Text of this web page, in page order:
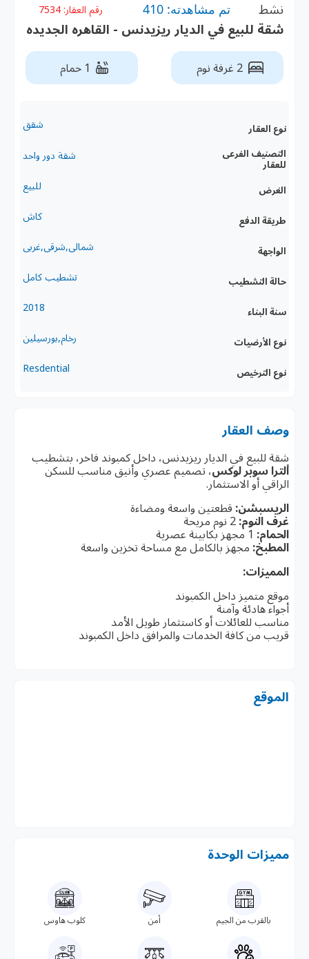
نشط تم مشاهدته: 410 رقم العقار:7534
شقة للبيع في الديار ريزيدنس - القاهره الجديده
2 غرفة نوم 1 حمام
نوع العقار شقق
التصنيف الفرعى
للعقار
شقة دور واحد
الغرض للبيع
طريقة الدفع كاش
الواجهة شمالى,شرقى,غربى
حالة التشطيب تشطيب كامل
سنة البناء 2018
نوع الأرضيات رخام,بورسيلين
نوع الترخيص Resdential
وصف العقار
شقة للبيع في الديار ريزيدنس، داخل كمبوند فاخر، بتشطيب
ألترا سوبر لوكس، تصميم عصري وأنيق مناسب للسكن
الراقي أو الاستثمار.
الريسبشن: قطعتين واسعة ومضاءة
غرف النوم: 2 نوم مريحة
الحمام:
المطبخ: مجهز بالكامل مع مساحة تخزين واسعة
المميزات:
موقع متميز داخل الكمبوند
أجواء هادئة وآمنة
مناسب للعائلات أو كاستثمار طويل الأمد
قريب من كافة الخدمات والمرافق داخل الكمبوند
الموقع
مميزات الوحدة
بالقرب من الجيم أمن كلوب هاوس